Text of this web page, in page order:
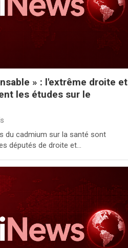
» : l'extrême droite et
les études sur le
du cadmium sur la santé sont
députés de droite et…